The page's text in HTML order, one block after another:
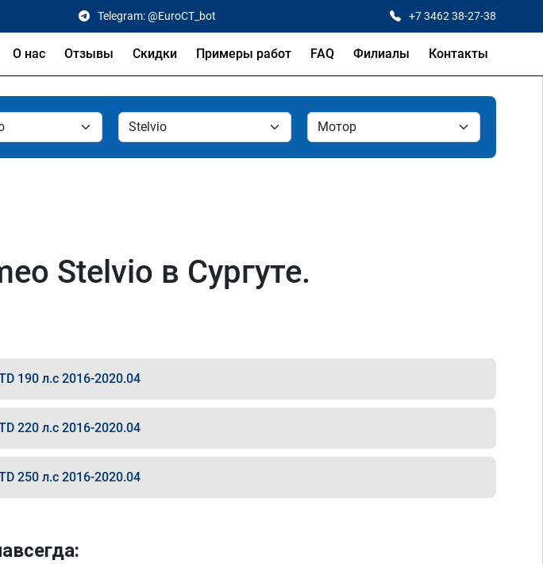
Telegram: @EuroCT_bot +7 3462 38-27-38
О нас Отзывы Скидки Примеры работ FAQ Филиалы Контакты
Stelvio в Сургуте.
190 л.с 2016-2020.04
220 л.с 2016-2020.04
250 л.с 2016-2020.04